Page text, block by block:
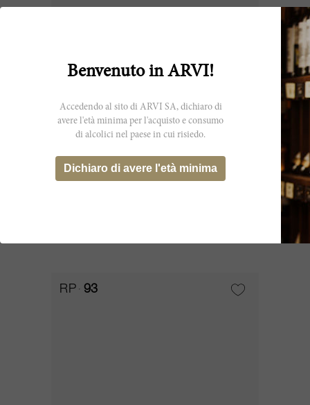
Champagne Brut Blanc de Blancs
RP 93
Benvenuto in ARVI!
Accedendo al sito di ARVI SA, dichiaro di
avere l'età minima per l'acquisto e consumo
di alcolici nel paese in cui risiedo.
Dichiaro di avere l'età minima